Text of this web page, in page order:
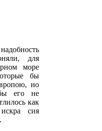
для
море
бы
но
его не
как
сия